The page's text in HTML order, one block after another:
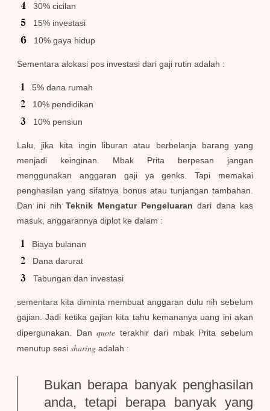
30% cicilan
15% investasi
10% gaya hidup
Sementara alokasi pos investasi dari gaji rutin adalah :
5% dana rumah
10% pendidikan
10% pensiun
Lalu, jika kita ingin liburan atau berbelanja barang yang
menjadi keinginan. Mbak Prita berpesan jangan
menggunakan anggaran gaji ya genks. Tapi memakai
penghasilan yang sifatnya bonus atau tunjangan tambahan.
Dan ini nihTeknik Mengatur Pengeluarandari dana kas
masuk, anggarannya diplot ke dalam :
Biaya bulanan
Dana darurat
Tabungan dan investasi
sementara kita diminta membuat anggaran dulu nih sebelum
gajian. Jadi ketika gajian kita tahu kemananya uang ini akan
dipergunakan. Danquote terakhir dari mbak Prita sebelum
menutup sesi sharing adalah :
Bukan berapa banyak penghasilan
anda, tetapi berapa banyak yang